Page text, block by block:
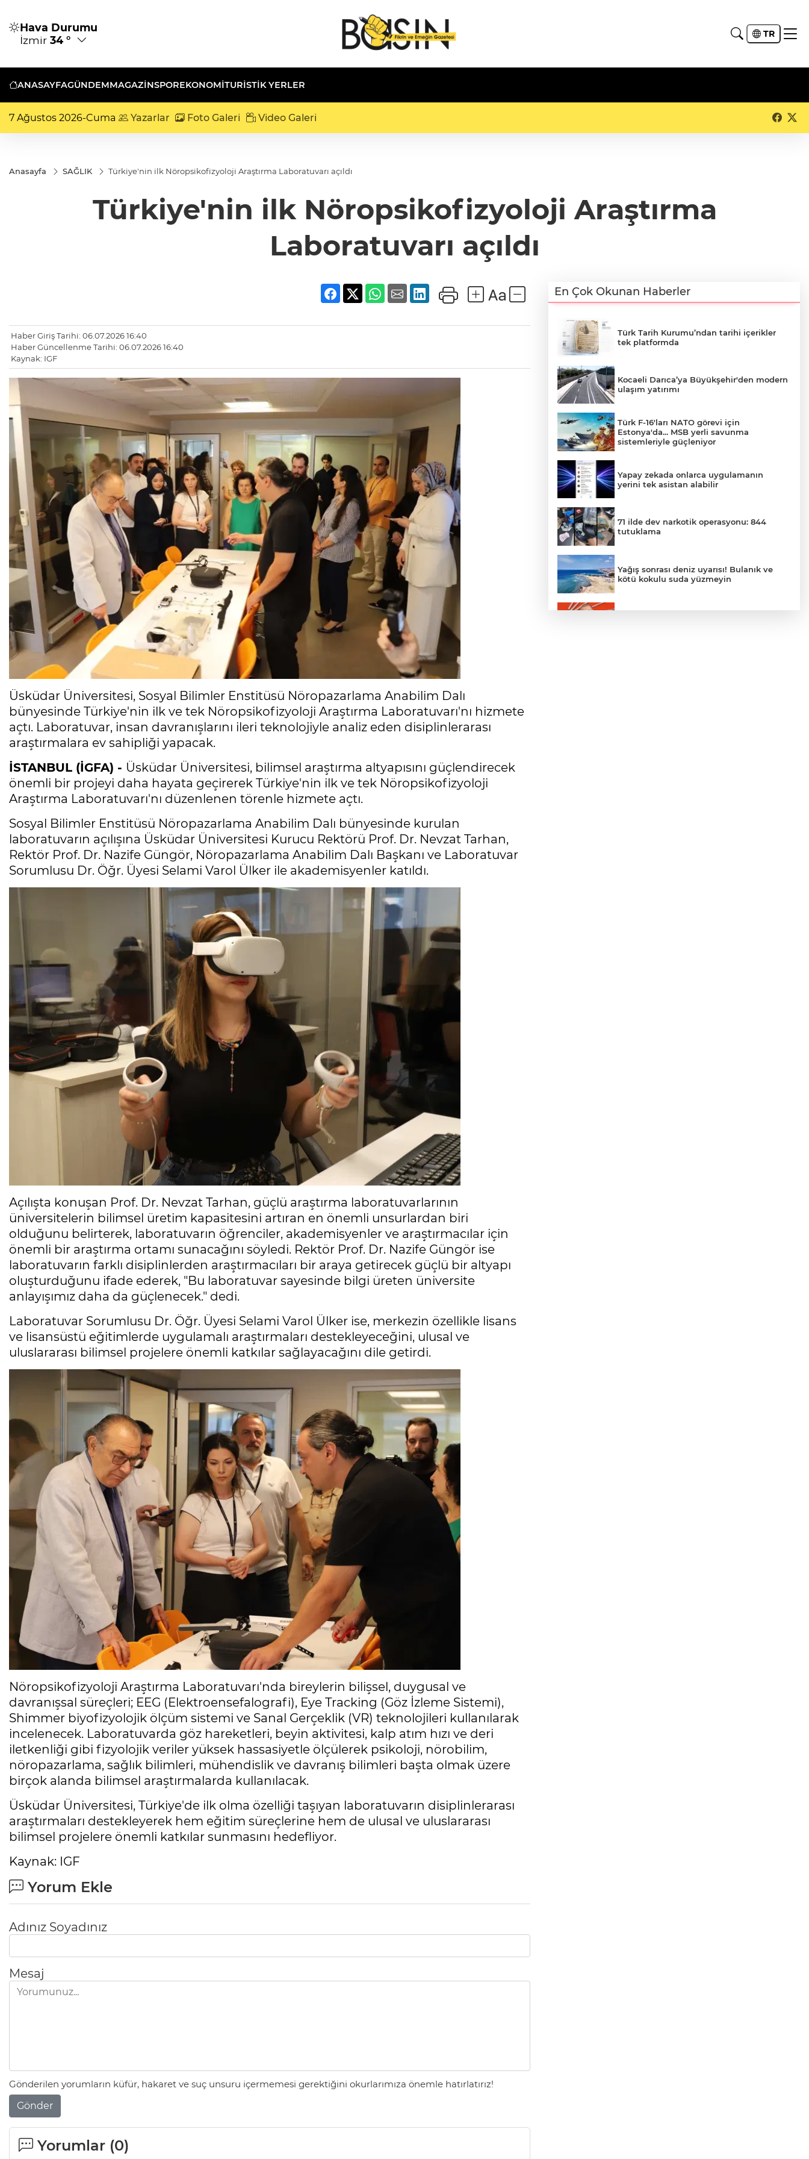
Hava Durumu
İzmir 34 ° TR
ANASAYFAGÜNDEMMAGAZİNSPOREKONOMİTURISTIK YERLER
7 Ağustos 2026-Cuma Yazarlar Foto Galeri Video Galeri
Anasayfa SAĞLIK Türkiye'nin ilk Nöropsikofizyoloji Araştırma Laboratuvarı açıldı
Türkiye'nin ilk Nöropsikofizyoloji Araştırma
Laboratuvarı açıldı
Haber Giriş Tarihi: 06.07.2026 16:40
Haber Güncellenme Tarihi: 06.07.2026 16:40
Kaynak: IGF
Üsküdar Üniversitesi, Sosyal Bilimler Enstitüsü Nöropazarlama Anabilim Dalı
bünyesinde Türkiye'nin ilk ve tek Nöropsikofizyoloji Araştırma Laboratuvarı'nı hizmete
açtı. Laboratuvar, insan davranışlarını ileri teknolojiyle analiz eden disiplinlerarası
araştırmalara ev sahipliği yapacak.
İSTANBUL (İGFA) - Üsküdar Üniversitesi, bilimsel araştırma altyapısını güçlendirecek
önemli bir projeyi daha hayata geçirerek Türkiye'nin ilk ve tek Nöropsikofizyoloji
Araştırma Laboratuvarı'nı düzenlenen törenle hizmete açtı.
Sosyal Bilimler Enstitüsü Nöropazarlama Anabilim Dalı bünyesinde kurulan
laboratuvarın açılışına Üsküdar Üniversitesi Kurucu Rektörü Prof. Dr. Nevzat Tarhan,
Rektör Prof. Dr. Nazife Güngör, Nöropazarlama Anabilim Dalı Başkanı ve Laboratuvar
Sorumlusu Dr. Öğr. Üyesi Selami Varol Ülker ile akademisyenler katıldı.
Açılışta konuşan Prof. Dr. Nevzat Tarhan, güçlü araştırma laboratuvarlarının
üniversitelerin bilimsel üretim kapasitesini artıran en önemli unsurlardan biri
olduğunu belirterek, laboratuvarın öğrenciler, akademisyenler ve araştırmacılar için
önemli bir araştırma ortamı sunacağını söyledi. Rektör Prof. Dr. Nazife Güngör ise
laboratuvarın farklı disiplinlerden araştırmacıları bir araya getirecek güçlü bir altyapı
oluşturduğunu ifade ederek, "Bu laboratuvar sayesinde bilgi üreten üniversite
anlayışımız daha da güçlenecek." dedi.
Laboratuvar Sorumlusu Dr. Öğr. Üyesi Selami Varol Ülker ise, merkezin özellikle lisans
ve lisansüstü eğitimlerde uygulamalı araştırmaları destekleyeceğini, ulusal ve
uluslararası bilimsel projelere önemli katkılar sağlayacağını dile getirdi.
Nöropsikofizyoloji Araştırma Laboratuvarı'nda bireylerin bilişsel, duygusal ve
davranışsal süreçleri; EEG (Elektroensefalografi), Eye Tracking (Göz İzleme Sistemi),
Shimmer biyofizyolojik ölçüm sistemi ve Sanal Gerçeklik (VR) teknolojileri kullanılarak
incelenecek. Laboratuvarda göz hareketleri, beyin aktivitesi, kalp atım hızı ve deri
iletkenliği gibi fizyolojik veriler yüksek hassasiyetle ölçülerek psikoloji, nörobilim,
nöropazarlama, sağlık bilimleri, mühendislik ve davranış bilimleri başta olmak üzere
birçok alanda bilimsel araştırmalarda kullanılacak.
Üsküdar Üniversitesi, Türkiye'de ilk olma özelliği taşıyan laboratuvarın disiplinlerarası
araştırmaları destekleyerek hem eğitim süreçlerine hem de ulusal ve uluslararası
bilimsel projelere önemli katkılar sunmasını hedefliyor.
Kaynak: IGF
Yorum Ekle
Adınız Soyadınız
Mesaj
Gönderilen yorumların küfür, hakaret ve suç unsuru içermemesi gerektiğini okurlarımıza önemle hatırlatırız!
Gönder
Yorumlar (0)
En Çok Okunan Haberler
Türk Tarih Kurumu’ndan tarihi içerikler
tek platformda
Kocaeli Darıca’ya Büyükşehir'den modern
ulaşım yatırımı
Türk F-16'ları NATO görevi için
Estonya'da... MSB yerli savunma
sistemleriyle güçleniyor
Yapay zekada onlarca uygulamanın
yerini tek asistan alabilir
71 ilde dev narkotik operasyonu: 844
tutuklama
Yağış sonrası deniz uyarısı! Bulanık ve
kötü kokulu suda yüzmeyin